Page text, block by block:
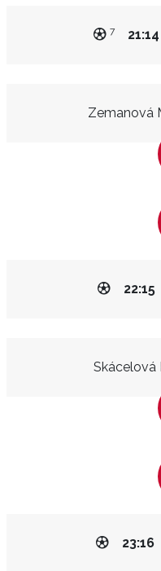
21:14
7
Zemanová
22:15
Skácelová
23:16